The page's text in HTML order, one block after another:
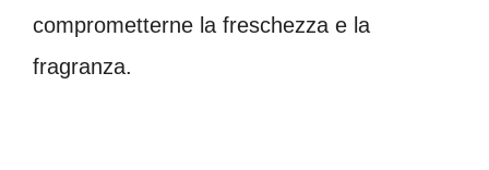
comprometterne la freschezza e la
fragranza.